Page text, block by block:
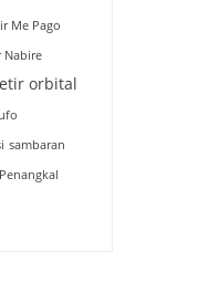
Me Pago
Nabire
orbital
sambaran